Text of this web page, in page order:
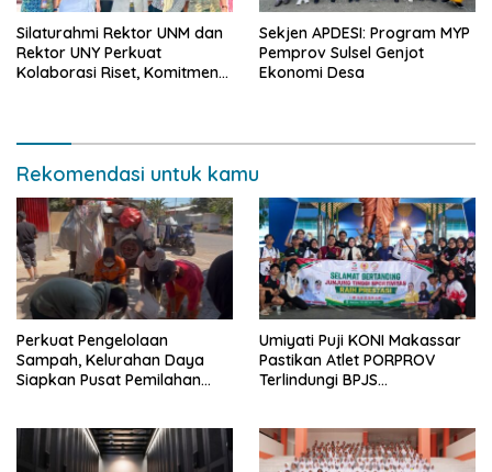
Silaturahmi Rektor UNM dan
Rektor UNY Perkuat
Kolaborasi Riset, Komitmen
Sekjen APDESI: Program MYP
Pemprov Sulsel Genjot
Ekonomi Desa
Rekomendasi untuk kamu
Perkuat Pengelolaan
Sampah, Kelurahan Daya
Siapkan Pusat Pemilahan
Umiyati Puji KONI Makassar
Pastikan Atlet PORPROV
Terlindungi BPJS